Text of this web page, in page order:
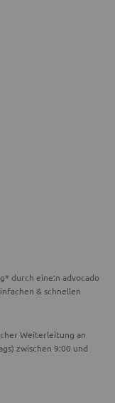
durch eine:n advocado
& schnellen
Weiterleitung an
zwischen 9:00 und